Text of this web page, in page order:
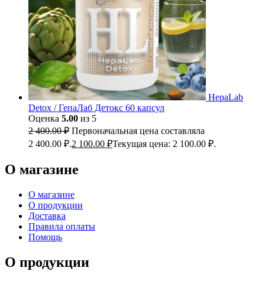
HepaLab
Detox / ГепаЛаб Детокс 60 капсул
Оценка 5.00 из 5
2 400.00₽ Первоначальная цена составляла
2 400.00 ₽.2 100.00 ₽Текущая цена: 2 100.00 ₽.
О магазине
О магазине
О продукции
Доставка
Правила оплаты
Помощь
О продукции